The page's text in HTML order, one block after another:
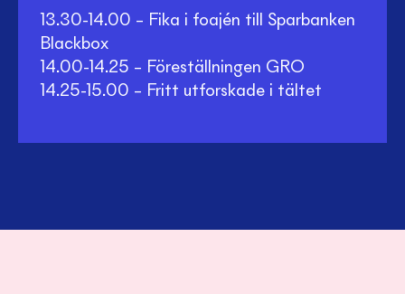
13.30-14.00 – Fika i foajén till Sparbanken
Blackbox
14.00-14.25 – Föreställningen GRO
14.25-15.00 – Fritt utforskade i tältet